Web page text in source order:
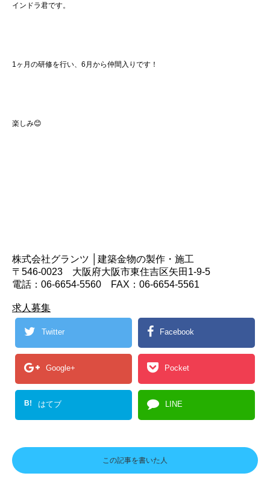
インドラ君です。
1ヶ月の研修を行い、6月から仲間入りです！
楽しみ😊
株式会社グランツ │建築金物の製作・施工
〒546-0023 大阪府大阪市東住吉区矢田1-9-5
電話：06-6654-5560 FAX：06-6654-5561
求人募集
Twitter Facebook
Google+ Pocket
B! はてブ LINE
この記事を書いた人